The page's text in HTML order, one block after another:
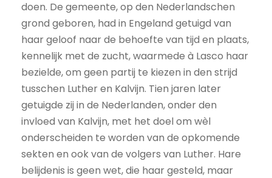
doen. De gemeente, op den Nederlandschen
grond geboren, had in Engeland getuigd van
haar geloof naar de behoefte van tijd en plaats,
kennelijk met de zucht, waarmede à Lasco haar
bezielde, om geen partij te kiezen in den strijd
tusschen Luther en Kalvijn. Tien jaren later
getuigde zij in de Nederlanden, onder den
invloed van Kalvijn, met het doel om wèl
onderscheiden te worden van de opkomende
sekten en ook van de volgers van Luther. Hare
belijdenis is geen wet, die haar gesteld, maar